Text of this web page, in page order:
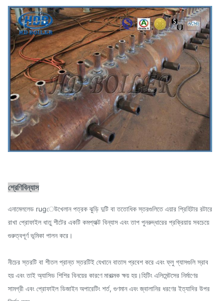
শ্রেণিবিন্যাস
এনামেললেড rugেউখেলান পত্রক ঝুড়ি দুটি বা ততোধিক স্তরগুলিতে এয়ার প্রিহিটার রটারে
রাখা প্রোফাইল ধাতু শীটের একটি কমপ্যাক্ট বিন্যাস এবং তাপ পুনরুদ্ধারের প্রক্রিয়ায় সবচেয়ে
গুরুত্বপূর্ণ ভূমিকা পালন করে।
নীচের স্তরটি বা শীতল প্রান্ত স্তরটিই যেখানে বাতাস প্রবেশ করে এবং ফ্লু গ্যাসগুলি স্রাব
হয় এবং তাই অ্যাসিড শিশির বিনয়ের কারণে মারাত্মক ক্ষয় হয়।হিটিং এলিমেন্টসের নির্মাণের
সামগ্রী এবং প্রোফাইল ডিজাইন অপারেটিং শর্ত, গুণমান এবং জ্বালানির ধরণের ইত্যাদির উপর